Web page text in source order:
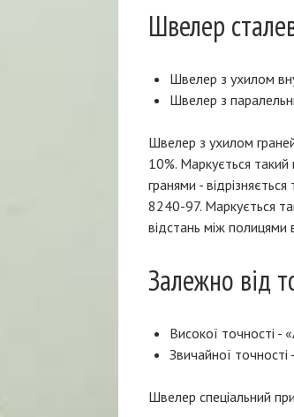
Швелер
Швелер з ухилом
Швелер з
Швелер з ухилом
10%. Маркується
гранями -
8240-97. Маркується
відстань між полицями
Залежно від
Високої точності -
Звичайної точності
Швелер спеціальний